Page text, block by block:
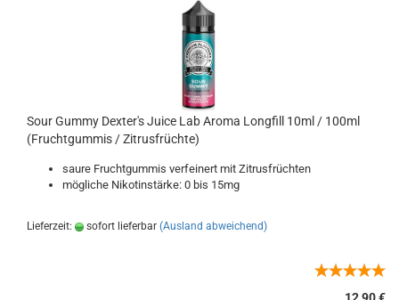
Sour Gummy Dexter's Juice Lab Aroma Longfill 10ml / 100ml
(Fruchtgummis / Zitrusfrüchte)
saure Fruchtgummis verfeinert mit Zitrusfrüchten
mögliche Nikotinstärke: 0 bis 15mg
Lieferzeit: sofort lieferbar (Ausland abweichend)